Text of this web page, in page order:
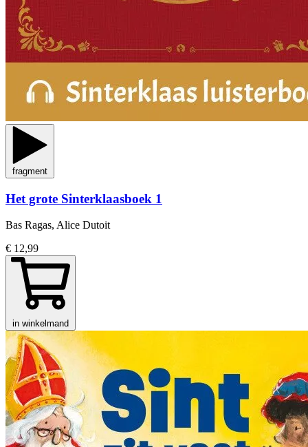
fragment
Het grote Sinterklaasboek 1
Bas Ragas, Alice Dutoit
€ 12,99
in winkelmand